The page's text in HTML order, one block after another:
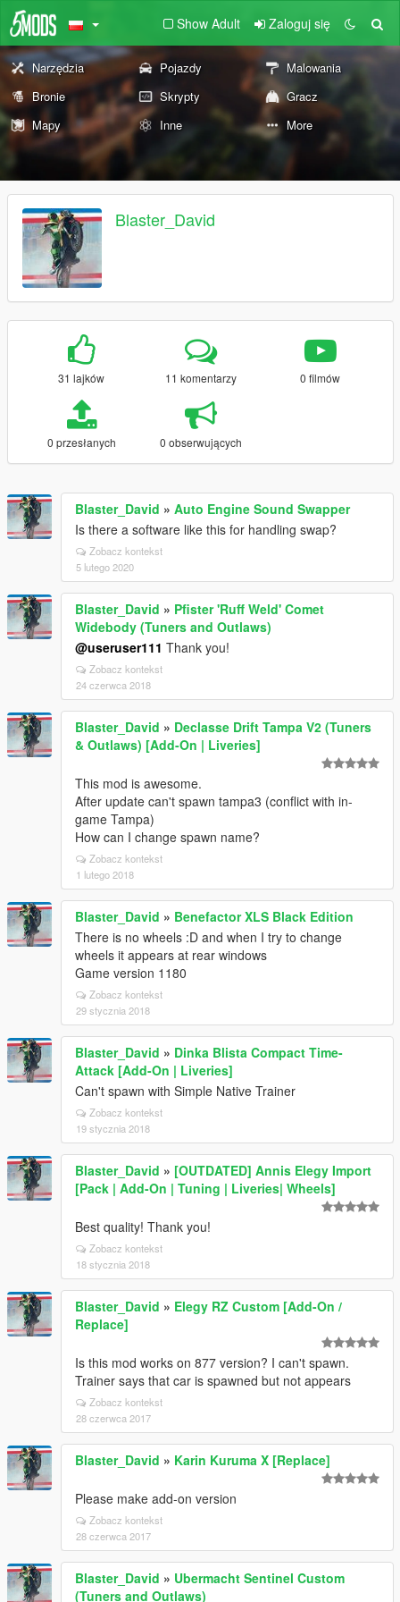
Show Adult Zaloguj się
Narzędzia Pojazdy
Malowania
Bronie
Skrypty
Gracz
Mapy
Inne More
Blaster_David
31 lajków 11 komentarzy 0 filmów
0 przesłanych 0 obserwujących
Blaster_David » Auto Engine Sound Swapper
Is there a software like this for handling swap?
Zobacz kontekst
5 lutego 2020
Blaster_David » Pfister 'Ruff Weld' Comet
Widebody (Tuners and Outlaws)
@useruser111 Thank you!
Zobacz kontekst
24 czerwca 2018
Blaster_David » Declasse Drift Tampa V2 (Tuners
& Outlaws) [Add-On | Liveries]
This mod is awesome.
After update can't spawn tampa3 (conflict with in-
game Tampa)
How can I change spawn name?
Zobacz kontekst
1 lutego 2018
Blaster_David » Benefactor XLS Black Edition
There is no wheels :D and when I try to change
wheels it appears at rear windows
Game version 1180
Zobacz kontekst
29 stycznia 2018
Blaster_David » Dinka Blista Compact Time-
Attack [Add-On | Liveries]
Can't spawn with Simple Native Trainer
Zobacz kontekst
19 stycznia 2018
Blaster_David » [OUTDATED] Annis Elegy Import
[Pack | Add-On | Tuning | Liveries| Wheels]
Best quality! Thank you!
Zobacz kontekst
18 stycznia 2018
Blaster_David » Elegy RZ Custom [Add-On /
Replace]
Is this mod works on 877 version? I can't spawn.
Trainer says that car is spawned but not appears
Zobacz kontekst
28 czerwca 2017
Blaster_David » Karin Kuruma X [Replace]
Please make add-on version
Zobacz kontekst
28 czerwca 2017
Blaster_David » Ubermacht Sentinel Custom
(Tuners and Outlaws)